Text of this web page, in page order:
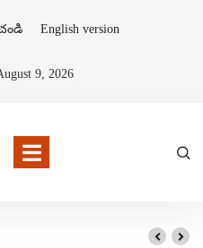
English version
9, 2026